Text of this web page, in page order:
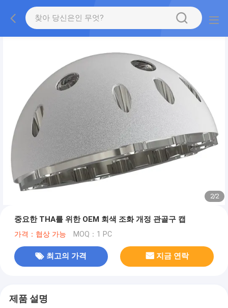
2/2
중요한 THA를 위한 OEM 회색 조화 개정 관골구 캡
가격：협상 가능 MOQ：1 PC
최고의 가격 지금 연락
제품 설명